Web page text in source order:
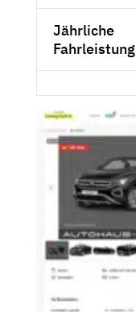
Jährliche
Fahrleistung